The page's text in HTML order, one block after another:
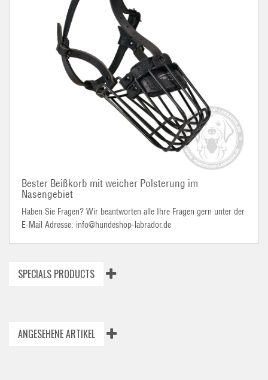
Bester Beißkorb mit weicher Polsterung im
Nasengebiet
Haben Sie Fragen? Wir beantworten alle Ihre Fragen gern unter der
E-Mail Adresse: info@hundeshop-labrador.de
SPECIALS PRODUCTS
ANGESEHENE ARTIKEL